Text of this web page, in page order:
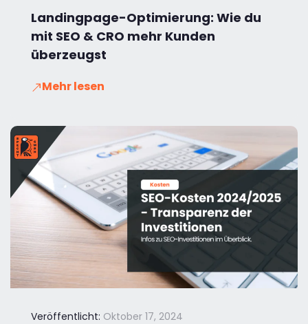
Landingpage-Optimierung: Wie du
mit SEO & CRO mehr Kunden
überzeugst
Mehr lesen
Veröffentlicht: Oktober 17, 2024